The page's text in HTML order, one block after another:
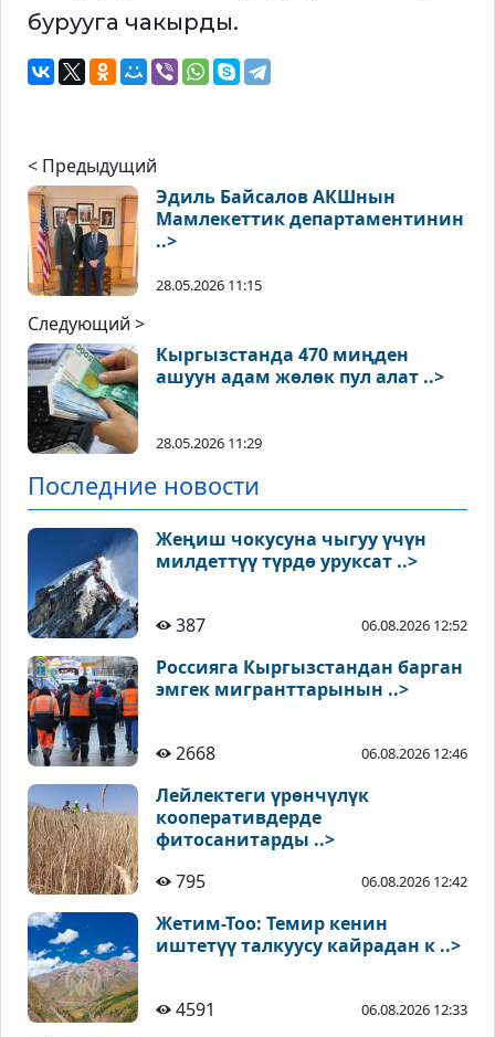
бурууга чакырды.
< Предыдущий
Эдиль Байсалов АКШнын
Мамлекеттик департаментинин
..>
28.05.2026 11:15
Следующий >
Кыргызстанда 470 миңден
ашуун адам жөлөк пул алат ..>
28.05.2026 11:29
Последние новости
Жеңиш чокусуна чыгуу үчүн
милдеттүү түрдө уруксат ..>
387 06.08.2026 12:52
Россияга Кыргызстандан барган
эмгек мигранттарынын ..>
2668 06.08.2026 12:46
Лейлектеги үрөнчүлүк
кооперативдерде
фитосанитарды ..>
795
06.08.2026 12:42
Жетим-Тоо: Темир кенин
иштетүү талкуусу кайрадан к ..>
4591 06.08.2026 12:33